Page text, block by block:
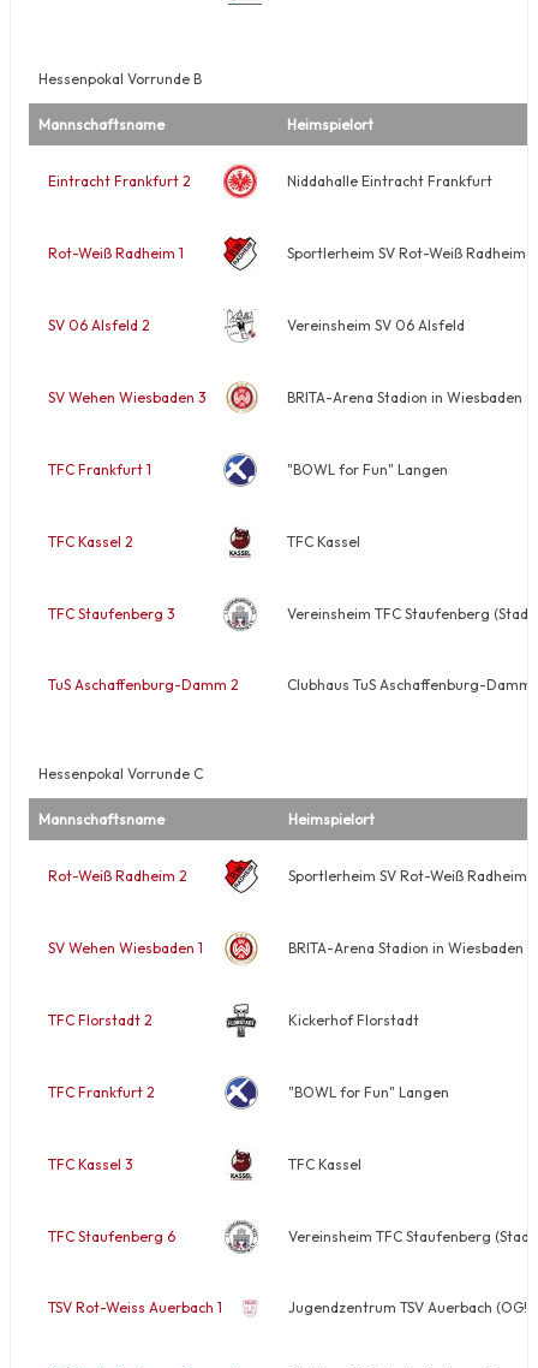
Hessenpokal Vorrunde B
Mannschaftsname Heimspielort
Eintracht Frankfurt 2 Niddahalle Eintracht Frankfurt
Rot-Weiß Radheim 1 Sportlerheim SV Rot-Weiß Radheim
SV 06 Alsfeld 2 Vereinsheim SV 06 Alsfeld
SV Wehen Wiesbaden 3 BRITA-Arena Stadion in Wiesbaden
TFC Frankfurt 1 "BOWL for Fun" Langen
TFC Kassel 2 TFC Kassel
TFC Staufenberg 3 Vereinsheim TFC Staufenberg
TuS Aschaffenburg-Damm 2 Clubhaus TuS Aschaffenburg-Damm
Hessenpokal Vorrunde C
Mannschaftsname Heimspielort
Rot-Weiß Radheim 2 Sportlerheim SV Rot-Weiß Radheim
SV Wehen Wiesbaden 1 BRITA-Arena Stadion in Wiesbaden
TFC Florstadt 2 Kickerhof Florstadt
TFC Frankfurt 2 "BOWL for Fun" Langen
TFC Kassel 3 TFC Kassel
TFC Staufenberg 6 Vereinsheim TFC Staufenberg
TSV Rot-Weiss Auerbach 1 Jugendzentrum TSV Auerbach (OG!)